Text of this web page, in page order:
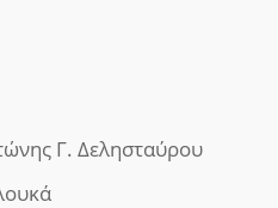
Γ. Δελησταύρου